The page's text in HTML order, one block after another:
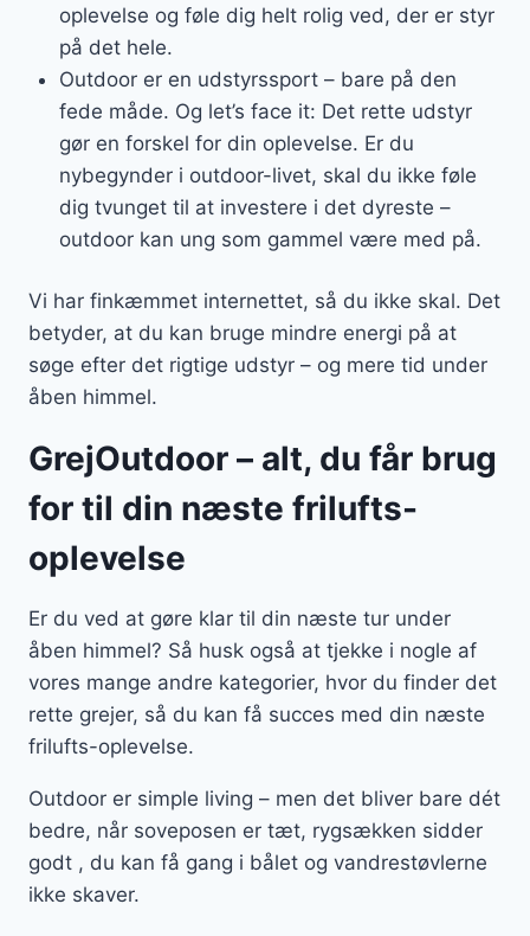
oplevelse og føle dig helt rolig ved, der er styr
på det hele.
Outdoor er en udstyrssport – bare på den
fede måde. Og let’s face it: Det rette udstyr
gør en forskel for din oplevelse. Er du
nybegynder i outdoor-livet, skal du ikke føle
dig tvunget til at investere i det dyreste –
outdoor kan ung som gammel være med på.
Vi har finkæmmet internettet, så du ikke skal. Det
betyder, at du kan bruge mindre energi på at
søge efter det rigtige udstyr – og mere tid under
åben himmel.
GrejOutdoor – alt, du får brug
for til din næste frilufts-
oplevelse
Er du ved at gøre klar til din næste tur under
åben himmel? Så husk også at tjekke i nogle af
vores mange andre kategorier, hvor du finder det
rette grejer, så du kan få succes med din næste
frilufts-oplevelse.
Outdoor er simple living – men det bliver bare dét
bedre, når soveposen er tæt, rygsækken sidder
godt , du kan få gang i bålet og vandrestøvlerne
ikke skaver.